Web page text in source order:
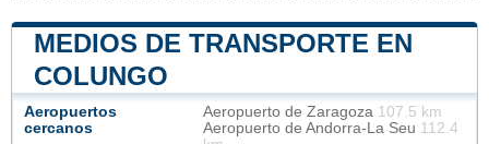
MEDIOS DE TRANSPORTE EN
COLUNGO
Aeropuertos
cercanos
Aeropuerto de Zaragoza 107.5 km
Aeropuerto de Andorra-La Seu 112.4